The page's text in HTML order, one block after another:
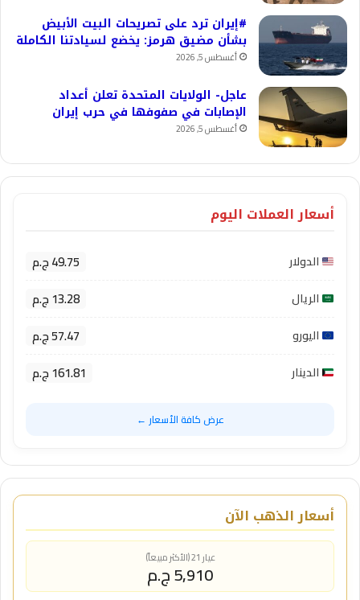
#إيران ترد على تصريحات البيت الأبيض
بشأن مضيق هرمز: يخضع لسيادتنا الكاملة
أغسطس 5, 2026
عاجل- الولايات المتحدة تعلن أعداد
الإصابات في صفوفها في حرب إيران
أغسطس 5, 2026
أسعار العملات اليوم
الدولار 49.75 ج.م
الريال 13.28 ج.م
اليورو 57.47 ج.م
الدينار 161.81 ج.م
عرض كافة الأسعار ←
أسعار الذهب الآن
عيار 21 (الأكثر مبيعاً)
5,910 ج.م